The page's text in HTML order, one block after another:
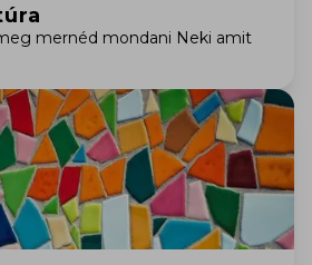
mernéd mondani Neki amit